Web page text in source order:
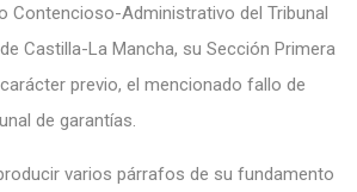
Contencioso-Administrativo del Tribunal
Castilla-La Mancha, su Sección Primera
previo, el mencionado fallo de
de garantías.
varios párrafos de su fundamento